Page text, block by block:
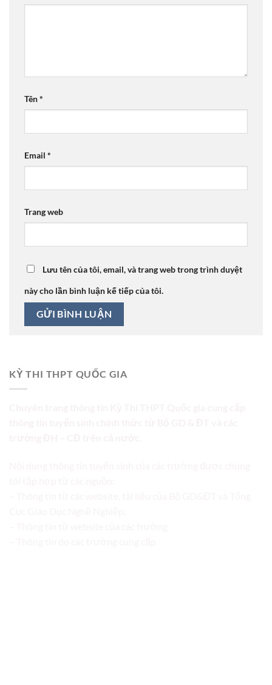
Tên*
Email *
Trang web
Lưu tên của tôi, email, và trang web trong trình duyệt
này cho lần bình luận kế tiếp của tôi.
KỲ THI THPT QUỐC GIA